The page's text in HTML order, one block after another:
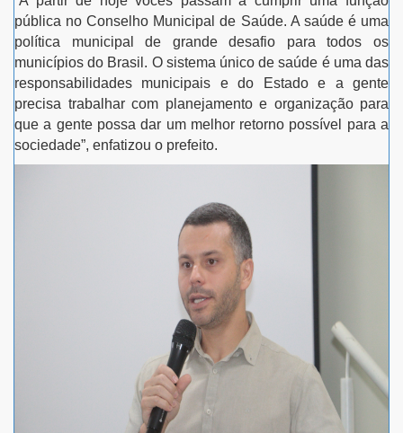
pública no Conselho Municipal de Saúde. A saúde é uma
política municipal de grande desafio para todos os
municípios do Brasil. O sistema único de saúde é uma das
responsabilidades municipais e do Estado e a gente
precisa trabalhar com planejamento e organização para
que a gente possa dar um melhor retorno possível para a
sociedade”, enfatizou o prefeito.